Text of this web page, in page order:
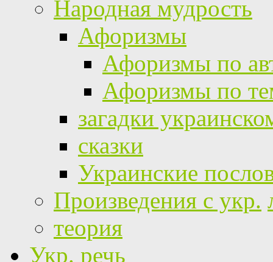
Народная мудрость
Афоризмы
Афоризмы по
Афоризмы по
загадки
сказки
Украинские
Произведения с укр.
теория
Укр. речь